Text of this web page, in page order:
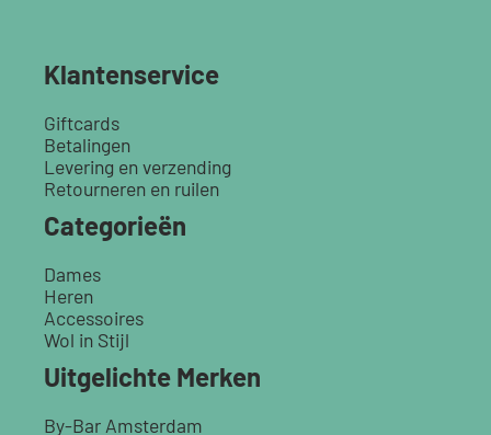
Klantenservice
Giftcards
Betalingen
Levering en verzending
Retourneren en ruilen
Categorieën
Dames
Heren
Accessoires
Wol in Stijl
Uitgelichte Merken
By-Bar Amsterdam